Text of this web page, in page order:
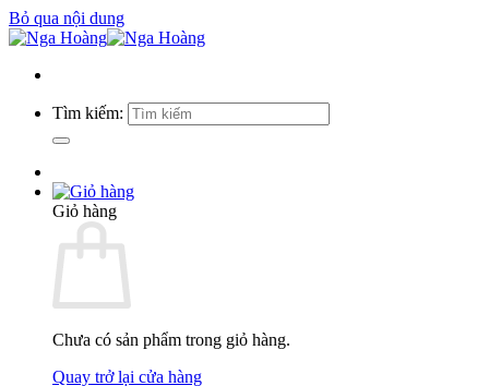
Bỏ qua nội dung
Tìm kiếm:
Giỏ hàng
Chưa có sản phẩm trong giỏ hàng.
Quay trở lại cửa hàng